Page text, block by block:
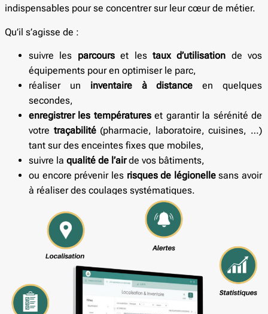
indispensables pour se concentrer sur leur cœur de métier.
Qu’il s’agisse de :
suivre les parcourset les taux d’utilisation de vos
équipements pour en optimiser le parc,
réaliser un inventaire à distance en quelques
secondes,
enregistrer les températureset garantir la sérénité de
votre traçabilité(pharmacie, laboratoire, cuisines, …)
tant sur des enceintes fixes que mobiles,
suivre la qualité de l’airde vos bâtiments,
ou encore prévenir les risques de légionellesans avoir
à réaliser des coulages systématiques.